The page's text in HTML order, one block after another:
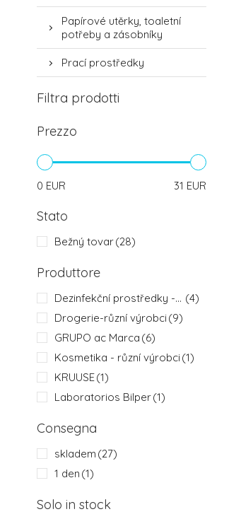
Papírové utěrky, toaletní
potřeby a zásobníky
Prací prostředky
Filtra prodotti
Prezzo
0 EUR 31 EUR
Stato
Bežný tovar(28)
Produttore
Dezinfekční prostředky - různí výrobci (4)
Drogerie-různí výrobci (9)
GRUPO ac Marca (6)
Kosmetika - různí výrobci (1)
KRUUSE(1)
Laboratorios Bilper(1)
Consegna
skladem (27)
1 den (1)
Solo in stock